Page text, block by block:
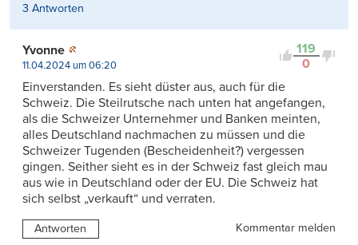
3 Antworten
119
0
Yvonne
11.04.2024 um 06:20
Einverstanden. Es sieht düster aus, auch für die
Schweiz. Die Steilrutsche nach unten hat angefangen,
als die Schweizer Unternehmer und Banken meinten,
alles Deutschland nachmachen zu müssen und die
Schweizer Tugenden (Bescheidenheit?) vergessen
gingen. Seither sieht es in der Schweiz fast gleich mau
aus wie in Deutschland oder der EU. Die Schweiz hat
sich selbst „verkauft“ und verraten.
Antworten Kommentar melden